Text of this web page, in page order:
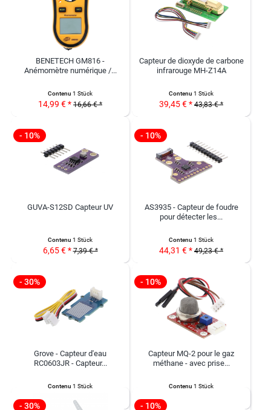
BENETECH GM816 -
Anémomètre numérique /...
Contenu 1 Stück
14,99 € * 16,66 € *
Capteur de dioxyde de carbone
infrarouge MH-Z14A
Contenu 1 Stück
39,45 € * 43,83 € *
- 10%
GUVA-S12SD Capteur UV
Contenu 1 Stück
6,65 € * 7,39 € *
- 10%
AS3935 - Capteur de foudre
pour détecter les...
Contenu 1 Stück
44,31 € * 49,23 € *
- 30%
Grove - Capteur d'eau
RC0603JR - Capteur...
Contenu 1 Stück
- 10%
Capteur MQ-2 pour le gaz
méthane - avec prise...
Contenu 1 Stück
- 30% - 10%